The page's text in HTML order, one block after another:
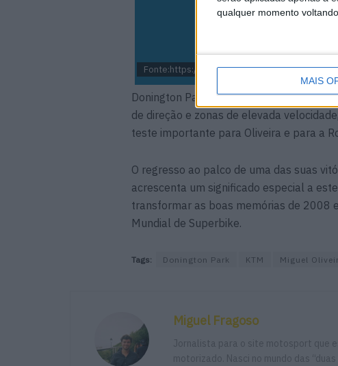
qualquer momento
MAIS
Fonte:https://www.redbull.com
Donington Park é um circuito histórico e
de direção e zonas de elevada
teste importante para Oliveira e para a
O regresso ao palco de uma das suas
acrescenta um significado especial a
transformar as boas memórias de 2008
Mundial de Superbike.
Tags: Donington Park KTM Miguel
Miguel Fragoso
Jornalista para o site motosport que
motorizado. Nasci no mundo das